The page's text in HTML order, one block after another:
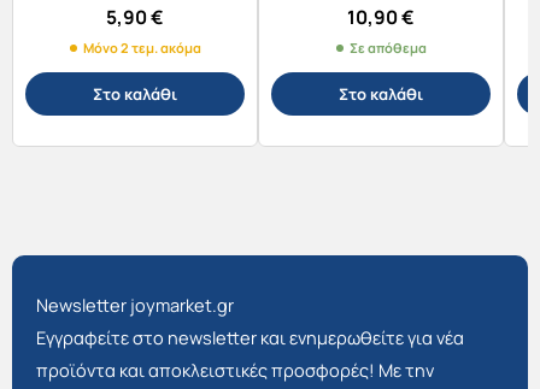
5,90€
Μόνο 2 τεμ. ακόμα
Στο καλάθι
10,90€
Σε απόθεμα
Στο καλάθι
Newsletter joymarket.gr
Εγγραφείτε στο newsletter και ενημερωθείτε για νέα
προϊόντα και αποκλειστικές προσφορές! Με την